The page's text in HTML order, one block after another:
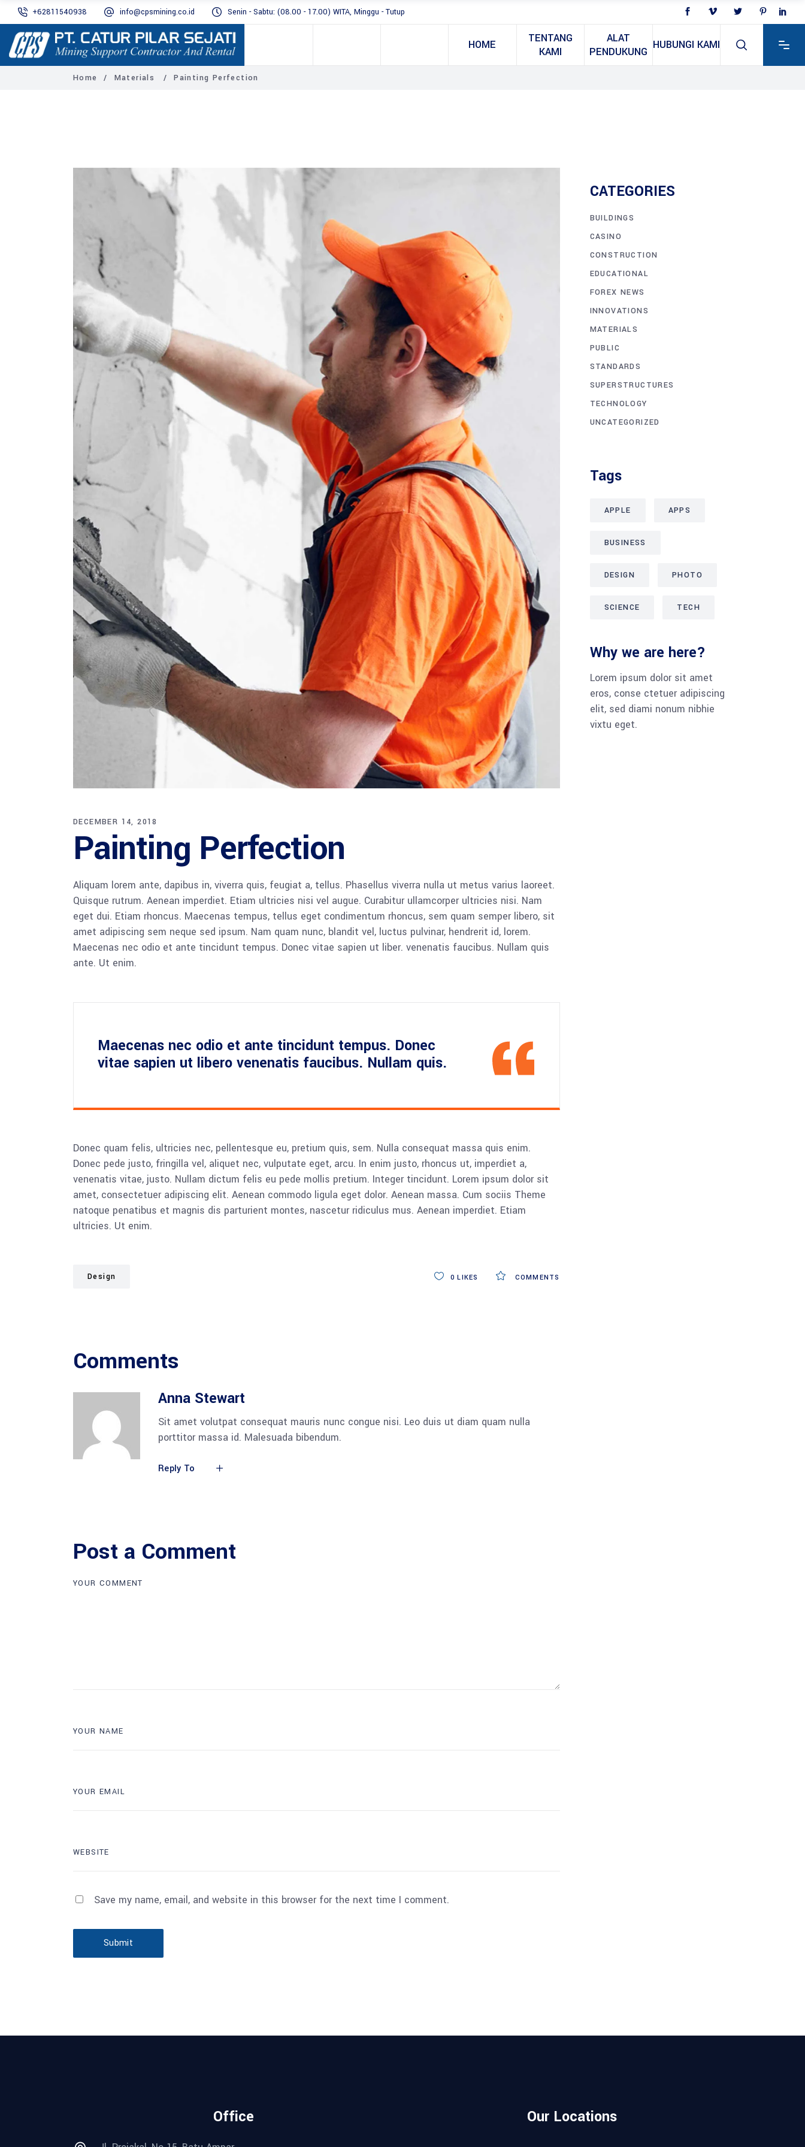
+62811540938 info@cpsmining.co.id Senin - Sabtu: (08.00 - 17.00) WITA, Minggu - Tutup
HOME
TENTANG
KAMI
ALAT
PENDUKUNG
HUBUNGI KAMI
Home / Materials /Painting Perfection
DECEMBER 14, 2018
Painting Perfection
Aliquam lorem ante, dapibus in, viverra quis, feugiat a, tellus. Phasellus viverra nulla ut metus varius laoreet.
Quisque rutrum. Aenean imperdiet. Etiam ultricies nisi vel augue. Curabitur ullamcorper ultricies nisi. Nam
eget dui. Etiam rhoncus. Maecenas tempus, tellus eget condimentum rhoncus, sem quam semper libero, sit
amet adipiscing sem neque sed ipsum. Nam quam nunc, blandit vel, luctus pulvinar, hendrerit id, lorem.
Maecenas nec odio et ante tincidunt tempus. Donec vitae sapien ut liber. venenatis faucibus. Nullam quis
ante. Ut enim.
Maecenas nec odio et ante tincidunt tempus. Donec
vitae sapien ut libero venenatis faucibus. Nullam quis.
Donec quam felis, ultricies nec, pellentesque eu, pretium quis, sem. Nulla consequat massa quis enim.
Donec pede justo, fringilla vel, aliquet nec, vulputate eget, arcu. In enim justo, rhoncus ut, imperdiet a,
venenatis vitae, justo. Nullam dictum felis eu pede mollis pretium. Integer tincidunt. Lorem ipsum dolor sit
amet, consectetuer adipiscing elit. Aenean commodo ligula eget dolor. Aenean massa. Cum sociis Theme
natoque penatibus et magnis dis parturient montes, nascetur ridiculus mus. Aenean imperdiet. Etiam
ultricies. Ut enim.
Design COMMENTS
0 LIKES
Comments
Anna Stewart
Sit amet volutpat consequat mauris nunc congue nisi. Leo duis ut diam quam nulla
porttitor massa id. Malesuada bibendum.
Reply To
Post a Comment
Save my name, email, and website in this browser for the next time I comment.
Submit
CATEGORIES
BUILDINGS
CASINO
CONSTRUCTION
EDUCATIONAL
FOREX NEWS
INNOVATIONS
MATERIALS
PUBLIC
STANDARDS
SUPERSTRUCTURES
TECHNOLOGY
UNCATEGORIZED
Tags
APPLE APPS
BUSINESS
DESIGN PHOTO
SCIENCE TECH
Why we are here?
Lorem ipsum dolor sit amet
eros, conse ctetuer adipiscing
elit, sed diami nonum nibhie
vixtu eget.
Office Our Locations